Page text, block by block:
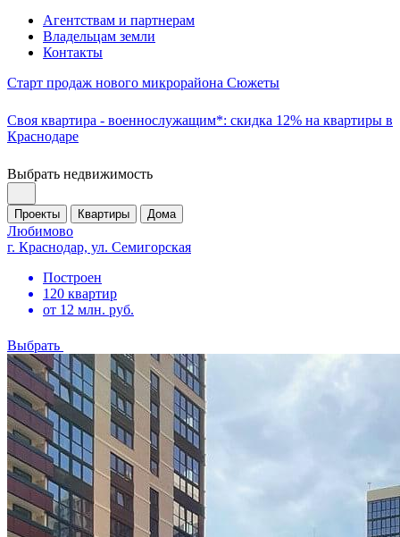
Агентствам и партнерам
Владельцам земли
Контакты
Старт продаж нового микрорайона Сюжеты
Своя квартира - военнослужащим*: скидка 12% на квартиры в
Краснодаре
Выбрать недвижимость
Проекты Квартиры Дома
Любимово
г. Краснодар, ул. Семигорская
Построен
120 квартир
от 12 млн. руб.
Выбрать